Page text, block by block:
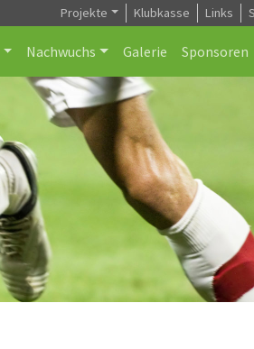
Projekte Klubkasse Links
Nachwuchs Galerie Sponsoren